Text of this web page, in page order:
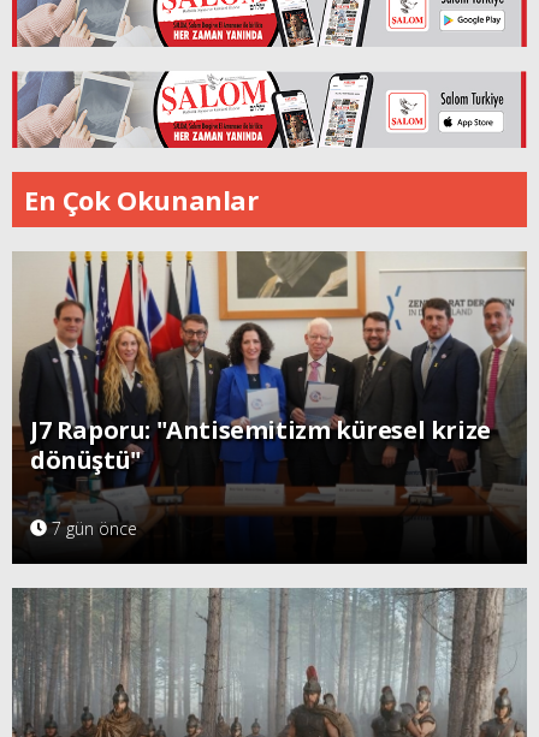
En Çok Okunanlar
J7 Raporu: "Antisemitizm küresel krize
dönüştü"
7 gün önce